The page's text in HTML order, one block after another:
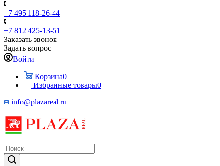
+7 495 118-26-44
+7 812 425-13-51
Заказать звонок
Задать вопрос
Войти
Корзина0
Избранные товары0
info@plazareal.ru